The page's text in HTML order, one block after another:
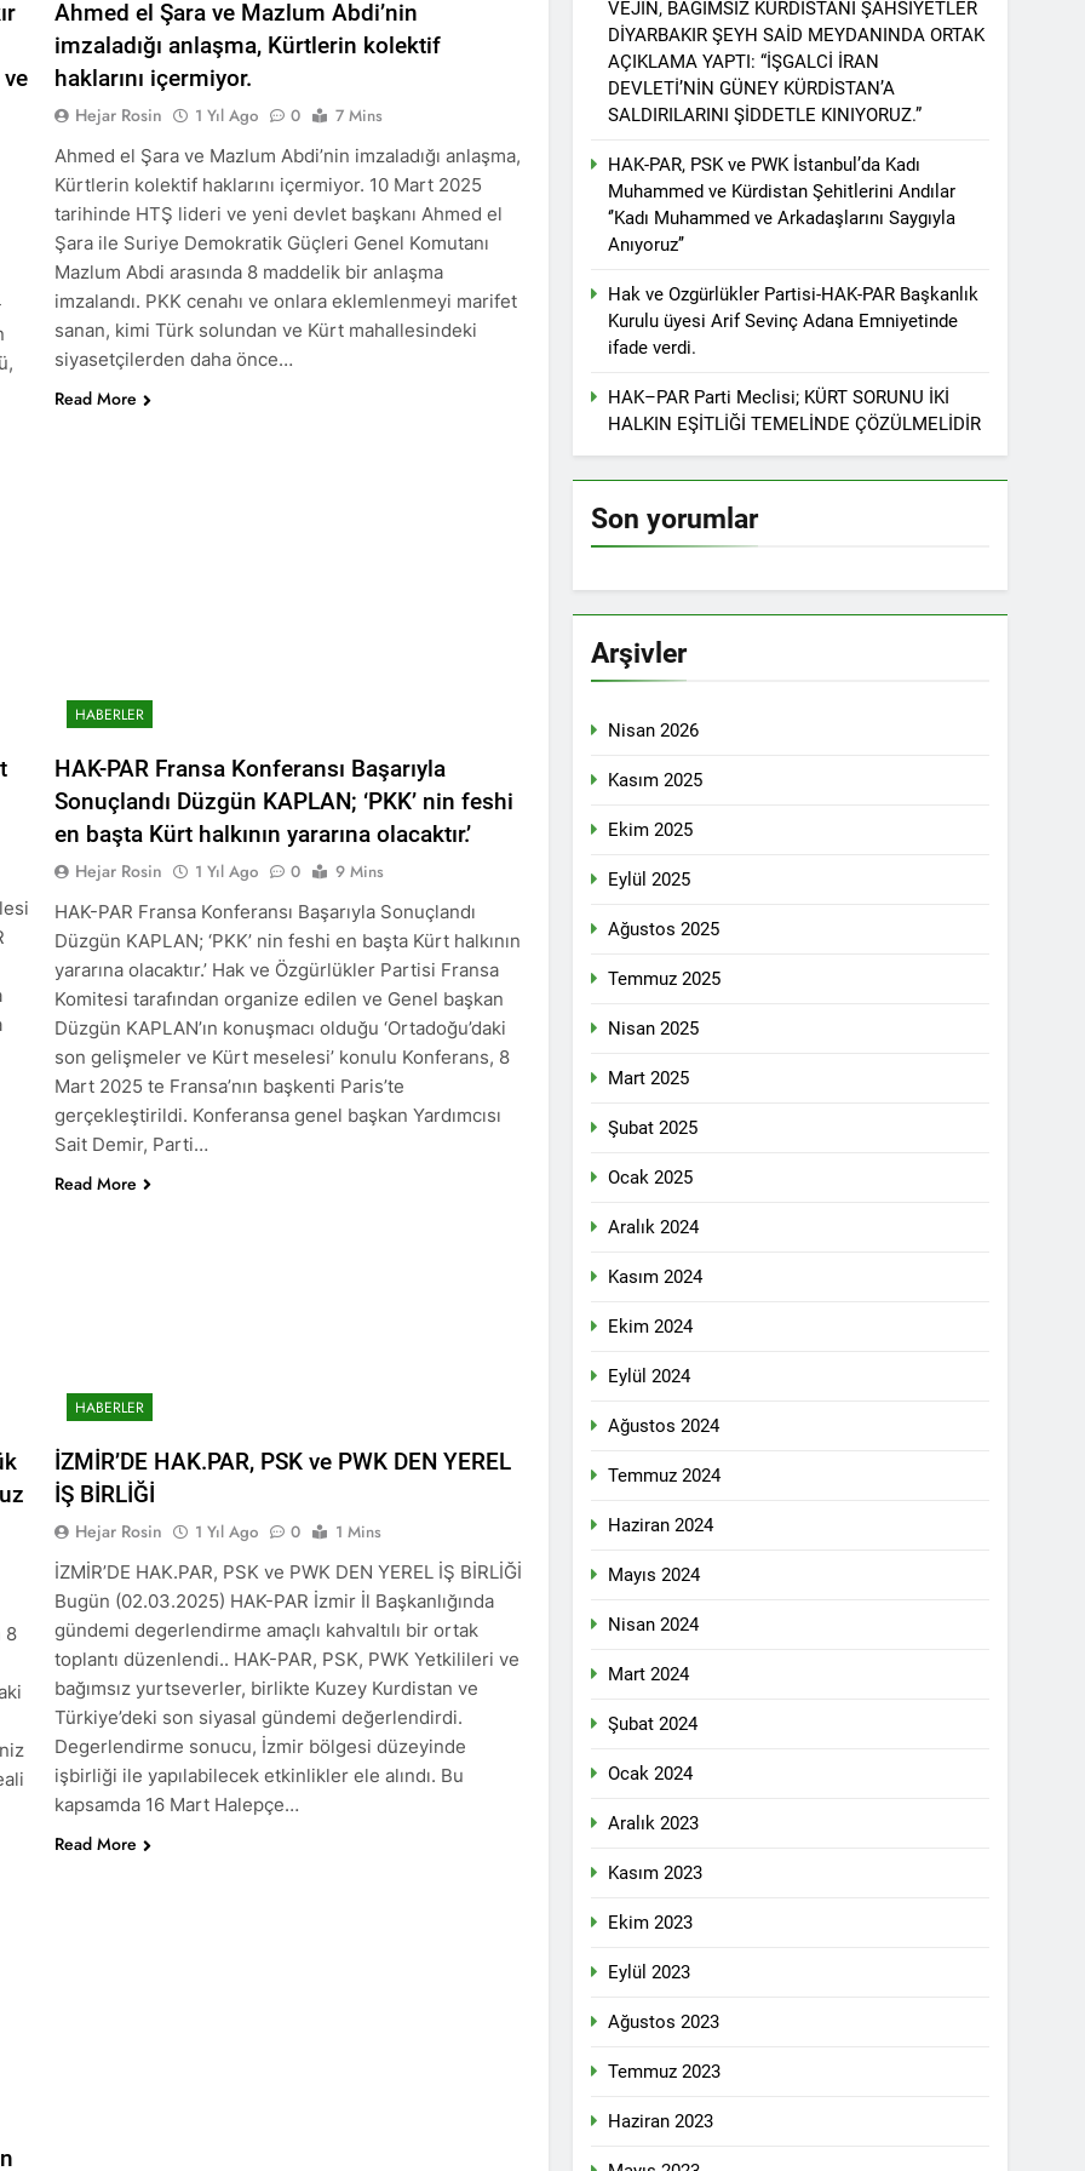
halkının meşru haklarının tanınması ile gerçekleşebilir. 1 EYLÜL DÜNYA BARIŞ GÜNÜ KUTLU OLSUN
Partisi-HAK-PAR Urfa ili SİVEREK ilçe kongresi yapıldı.
Partisi-HAK-PAR Heyeti, Hewler’de KDP İran temsilciliğini ziyaret etti
Hewler’de ENKS ile görüştü
Hewler’de KDP ALAKAD ile görüştü HAK-PAR Heyeti 25 ağustos 2025’te Hewler’de KDP ALAKAD ile
Kurulu; ‘KÜRT HALKI HAK VE ÖZGÜRLÜK MÜCADELESİNDEN ASLA VAZ GEÇMEYECEKTİR.’
üzerinden 102 yıl geçse de; Kürt milleti özgürlükten asla vaz geçmedi
YOL VE YÖNTEMLERDİR. KÜRTLER DOĞRU, ULUSAL POLİTİKALAR ETRAFINDA KENETLENMELİ
Düzgün Kaplan’ın Kurdistan partileri Hak ve Özgürlükler Partisi (HAK-PAR), Kürdistan Demokrat
HEYETİ ALAKAD’I ZİYARET ETTİ.
komisyonu üyesi Berin Eren Kurdistan24 te Cemal Batun’un konuğu oldu.
Siracettin Sarı; Almanya-Bottrop’da “Ortadoğu, Kürtler ve Yeni Dönem Stratejileri” üzerine bir
Seracettin Sarı, 06.04.2025 tarihin de Almanya’nın Bottrop kendinden sonra, Hamburg kentinde de
ve Yeni Dönem Stratejileri” üzerine konferans serisine devam etti.
başkanı Meclise davet edildi. HAK-PAR Mardin ili Kızıltepe ilçe kongresi yapıldı.
1 Yıl Ago
talepleri etrafında birleşmeye çağırıyoruz.* HAK-PAR Parti Meclisi 12 Nisan 2025 tarihinde Ankara
gündemindeki konuları görüştü ve aşağıdaki açıklamayı kamuoyu ile paylaşmayı kararlaştırdı.
1 Yıl Ago
PSK, PWK, Diyarbakır e Mardin’de Halepçe Soykırımı’nı Andılar: Halepçe Soykırımının Yaraları,
Özgürlüğüyle Sarılabilir
ve Mazlum Abdi’nin imzaladığı anlaşma, Kürtlerin kolektif haklarını içermiyor.
İl Kadın Komisyonu 8 Mart Dünya Kadınlar gününü kutladı
Konferansı Başarıyla Sonuçlandı Düzgün KAPLAN; ‘PKK’ nin feshi en başta Kürt halkının yararına
Eşitlik ve özgürlük mücadelesi veren tüm kadınları selamlıyoruz Bugün 8 Mart Dünya
PSK ve PWK DEN YEREL İŞ BİRLİĞİ
temsilcisi Mehmet Şirin Timur; HAK-PAR heyetine gösterilen ilgi için teşekkür ediyoruz.
KURULU; ‘Kürt meselesi PKK den ibaret değildir.’
başkanı Düzgün KAPLAN,* *Erbil’de RUDAW’ın düzenlediği “Ortadoğu’nun Geleceğinde Belirsizlikler”
HAK-PAR’ın eski genel başkanı sayın Kemal Burkay’dan konferans Dünya Anadil Günü’nü HAK-
Kemal Burkay’ın verdiği konferansı ile kutladı.
ve
Ahmed el Şara ve Mazlum Abdi’nin
imzaladığı anlaşma, Kürtlerin kolektif
haklarını içermiyor.
Hejar Rosin 1 Yıl Ago 0
7 Mins
Ahmed el Şara ve Mazlum Abdi’nin imzaladığı anlaşma,
Kürtlerin kolektif haklarını içermiyor. 10 Mart 2025
tarihinde HTŞ lideri ve yeni devlet başkanı Ahmed el
Şara ile Suriye Demokratik Güçleri Genel Komutanı
Mazlum Abdi arasında 8 maddelik bir anlaşma
imzalandı. PKK cenahı ve onlara eklemlenmeyi marifet
sanan, kimi Türk solundan ve Kürt mahallesindeki
siyasetçilerden daha önce…
Read More
HABERLER
HAK-PAR Fransa Konferansı Başarıyla
Sonuçlandı Düzgün KAPLAN; ‘PKK’ nin feshi
en başta Kürt halkının yararına olacaktır.’
Hejar Rosin 1 Yıl Ago 0
9 Mins
HAK-PAR Fransa Konferansı Başarıyla Sonuçlandı
Düzgün KAPLAN; ‘PKK’ nin feshi en başta Kürt halkının
yararına olacaktır.’ Hak ve Özgürlükler Partisi Fransa
Komitesi tarafından organize edilen ve Genel başkan
Düzgün KAPLAN’ın konuşmacı olduğu ‘Ortadoğu’daki
son gelişmeler ve Kürt meselesi’ konulu Konferans, 8
Mart 2025 te Fransa’nın başkenti Paris’te
gerçekleştirildi. Konferansa genel başkan Yardımcısı
Sait Demir, Parti…
Read More
8
HABERLER
İZMİR’DE HAK.PAR, PSK ve PWK DEN YEREL
İŞ BİRLİĞİ
Hejar Rosin 1 Yıl Ago 0
1 Mins
İZMİR’DE HAK.PAR, PSK ve PWK DEN YEREL İŞ BİRLİĞİ
Bugün (02.03.2025) HAK-PAR İzmir İl Başkanlığında
gündemi degerlendirme amaçlı kahvaltılı bir ortak
toplantı düzenlendi.. HAK-PAR, PSK, PWK Yetkilileri ve
bağımsız yurtseverler, birlikte Kuzey Kurdistan ve
Türkiye’deki son siyasal gündemi değerlendirdi.
Degerlendirme sonucu, İzmir bölgesi düzeyinde
işbirliği ile yapılabilecek etkinlikler ele alındı. Bu
kapsamda 16 Mart Halepçe…
Read More
VEJÎN, BAĞIMSIZ KÜRDİSTANİ ŞAHSİYETLER
DİYARBAKIR ŞEYH SAİD MEYDANINDA ORTAK
AÇIKLAMA YAPTI: “İŞGALCİ İRAN
DEVLETİ’NİN GÜNEY KÜRDİSTAN’A
SALDIRILARINI ŞİDDETLE KINIYORUZ.”
HAK-PAR, PSK ve PWK İstanbul’da Kadı
Muhammed ve Kürdistan Şehitlerini Andılar
‘’Kadı Muhammed ve Arkadaşlarını Saygıyla
Anıyoruz’’
Hak ve Ozgürlükler Partisi-HAK-PAR Başkanlık
Kurulu üyesi Arif Sevinç Adana Emniyetinde
ifade verdi.
HAK–PAR Parti Meclisi; KÜRT SORUNU İKİ
HALKIN EŞİTLİĞİ TEMELİNDE ÇÖZÜLMELİDİR
Son yorumlar
Arşivler
Nisan 2026
Kasım 2025
Ekim 2025
Eylül 2025
Ağustos 2025
Temmuz 2025
Nisan 2025
Mart 2025
Şubat 2025
Ocak 2025
Aralık 2024
Kasım 2024
Ekim 2024
Eylül 2024
Ağustos 2024
Temmuz 2024
Haziran 2024
Mayıs 2024
Nisan 2024
Mart 2024
Şubat 2024
Ocak 2024
Aralık 2023
Kasım 2023
Ekim 2023
Eylül 2023
Ağustos 2023
Temmuz 2023
Haziran 2023